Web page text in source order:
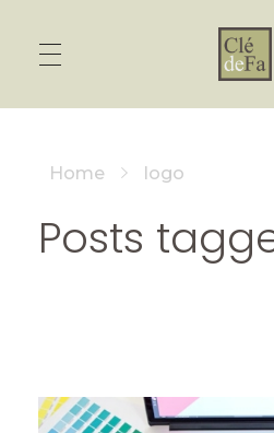
Home logo
Posts